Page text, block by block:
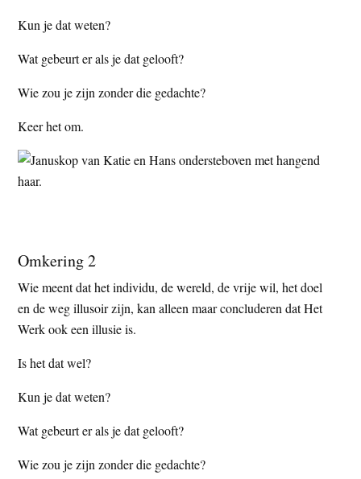
Kun je dat weten?
Wat gebeurt er als je dat gelooft?
Wie zou je zijn zonder die gedachte?
Keer het om.
Omkering 2
Wie meent dat het individu, de wereld, de vrije wil, het doel
en de weg illusoir zijn, kan alleen maar concluderen dat Het
Werk ook een illusie is.
Is het dat wel?
Kun je dat weten?
Wat gebeurt er als je dat gelooft?
Wie zou je zijn zonder die gedachte?